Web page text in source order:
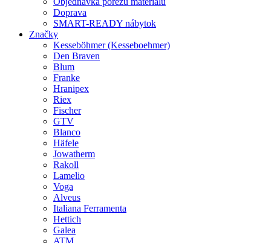
Doprava
SMART-READY nábytok
Značky
Kesseböhmer (Kesseboehmer)
Den Braven
Blum
Franke
Hranipex
Riex
Fischer
GTV
Blanco
Häfele
Jowatherm
Rakoll
Lamelio
Voga
Alveus
Italiana Ferramenta
Hettich
Galea
ATM